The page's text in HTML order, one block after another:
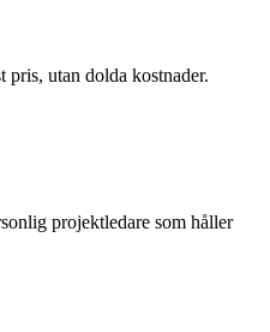
pris, utan dolda kostnader.
projektledare som håller